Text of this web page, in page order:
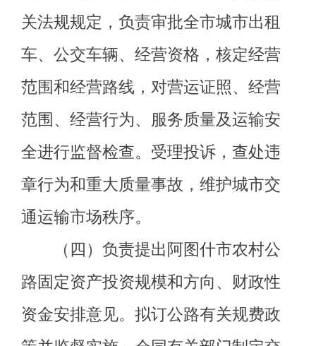
策并监督实施，会同有关部门制定交
地、价格等方面的问题提出政策建
议。
场监管责任。拟定阿图什市 公路工程
建设相关政策、制度和技术标准并监
督实施。组织协调公路有关重点工程
建设和工程质量、安全生产监督管理
及有关人员资质管理工作，指导交通
运输基础设施管理和维护，承担有关
围内县道、乡道、村道的建设、养护
和管理，负责农村公路路政综合管